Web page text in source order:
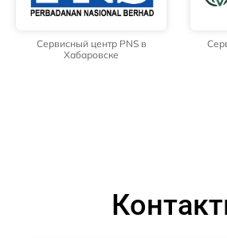
Сервисный центр PNS в
Хабаровске